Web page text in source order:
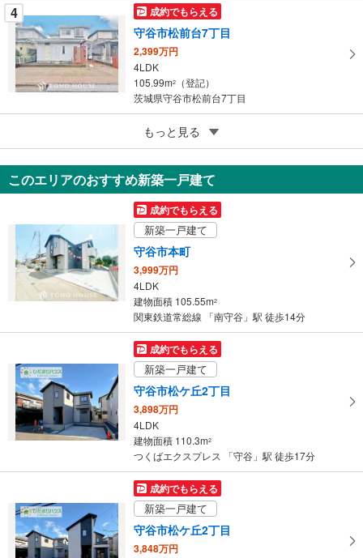
4 成約でもらえる
守谷市松前台7丁目
2,399万円
4LDK
105.99m2
（登記）
茨城県守谷市松前台7丁目
成約でもらえる
守谷市大木
999万円
5LDK以上
149.35m2（登記）
茨城県守谷市大木
もっと見る
このエリアのおすすめ新築一戸建て
成約でもらえる
新築一戸建て
守谷市本町
3,999万円
4LDK
建物面積 105.55m2
関東鉄道常総線 「南守谷」駅 徒歩14分
成約でもらえる
新築一戸建て
守谷市松ケ丘2丁目
3,898万円
4LDK
建物面積 110.3m2
つくばエクスプレス 「守谷」駅 徒歩17分
成約でもらえる
新築一戸建て
守谷市松ケ丘2丁目
3,848万円